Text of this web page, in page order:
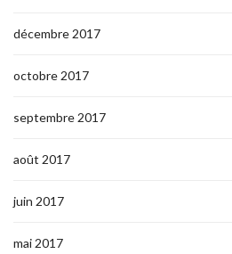
décembre 2017
octobre 2017
septembre 2017
août 2017
juin 2017
mai 2017